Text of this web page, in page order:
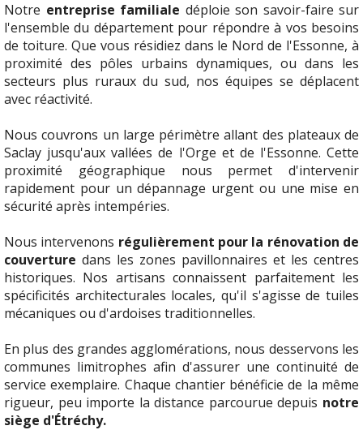
Notre entreprise familiale déploie son savoir-faire sur
l'ensemble du département pour répondre à vos besoins
de toiture. Que vous résidiez dans le Nord de l'Essonne, à
proximité des pôles urbains dynamiques, ou dans les
secteurs plus ruraux du sud, nos équipes se déplacent
avec réactivité.
Nous couvrons un large périmètre allant des plateaux de
Saclay jusqu'aux vallées de l'Orge et de l'Essonne. Cette
proximité géographique nous permet d'intervenir
rapidement pour un dépannage urgent ou une mise en
sécurité après intempéries.
Nous intervenons régulièrement pour la rénovation de
couverture dans les zones pavillonnaires et les centres
historiques. Nos artisans connaissent parfaitement les
spécificités architecturales locales, qu'il s'agisse de tuiles
mécaniques ou d'ardoises traditionnelles.
En plus des grandes agglomérations, nous desservons les
communes limitrophes afin d'assurer une continuité de
service exemplaire. Chaque chantier bénéficie de la même
rigueur, peu importe la distance parcourue depuis notre
siège d'Étréchy.